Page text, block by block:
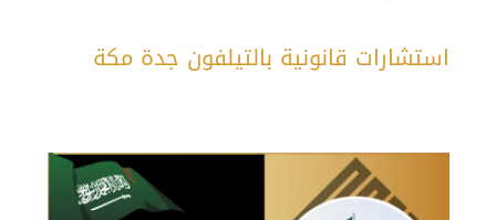
استشارات قانونية بالتيلفون جدة مكة